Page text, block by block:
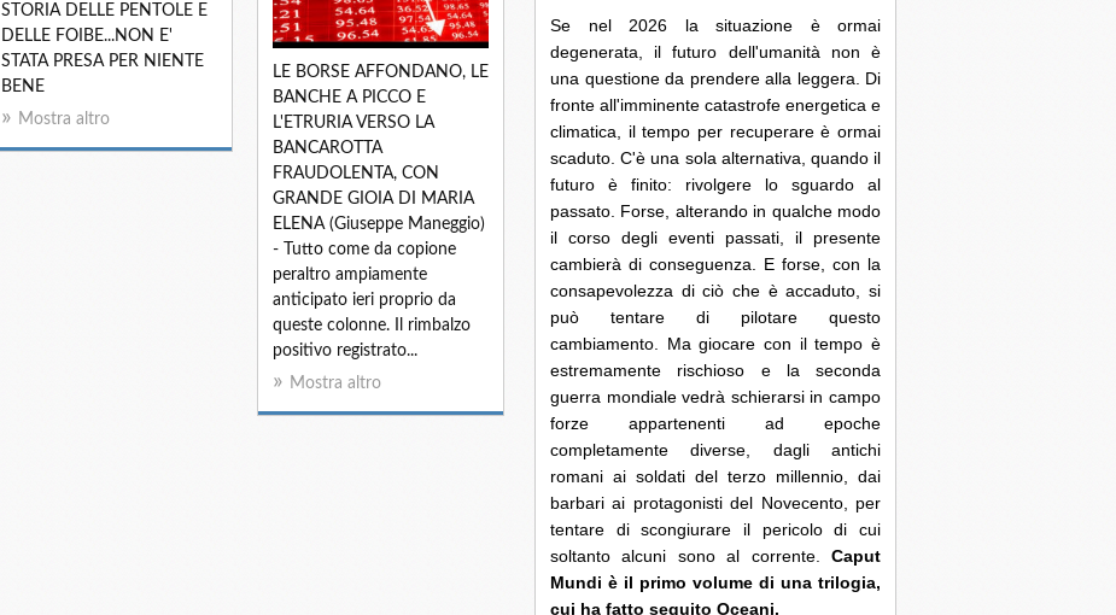
STORIA DELLE PENTOLE E
DELLE FOIBE...NON E'
STATA PRESA PER NIENTE
BENE
Mostra altro
LE BORSE AFFONDANO, LE
BANCHE A PICCO E
L'ETRURIA VERSO LA
BANCAROTTA
FRAUDOLENTA, CON
GRANDE GIOIA DI MARIA
ELENA (Giuseppe Maneggio)
- Tutto come da copione
peraltro ampiamente
anticipato ieri proprio da
queste colonne. Il rimbalzo
positivo registrato...
Mostra altro
Se nel 2026 la situazione è ormai
degenerata, il futuro dell'umanità non è
una questione da prendere alla leggera. Di
fronte all'imminente catastrofe energetica e
climatica, il tempo per recuperare è ormai
scaduto. C'è una sola alternativa, quando il
futuro è finito: rivolgere lo sguardo al
passato. Forse, alterando in qualche modo
il corso degli eventi passati, il presente
cambierà di conseguenza. E forse, con la
consapevolezza di ciò che è accaduto, si
può tentare di pilotare questo
cambiamento. Ma giocare con il tempo è
estremamente rischioso e la seconda
guerra mondiale vedrà schierarsi in campo
forze appartenenti ad epoche
completamente diverse, dagli antichi
romani ai soldati del terzo millennio, dai
barbari ai protagonisti del Novecento, per
tentare di scongiurare il pericolo di cui
soltanto alcuni sono al corrente. Caput
Mundi è il primo volume di una trilogia,
cui ha fatto seguito Oceani.